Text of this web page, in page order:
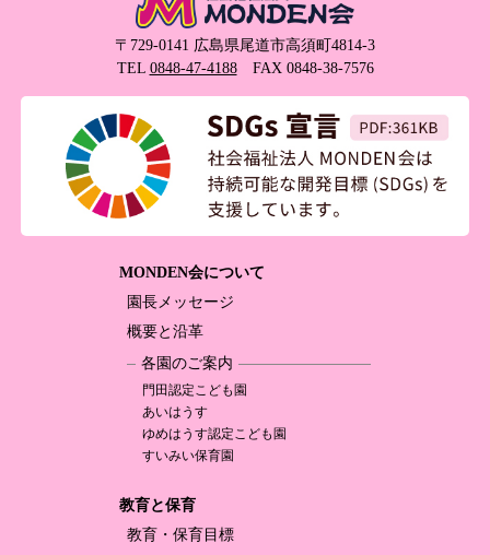
〒729-0141 広島県尾道市高須町4814-3
TEL 0848-47-4188FAX 0848-38-7576
MONDEN会について
園長メッセージ
概要と沿革
各園のご案内
門田認定こども園
あいはうす
ゆめはうす認定こども園
すいみい保育園
教育と保育
教育・保育目標